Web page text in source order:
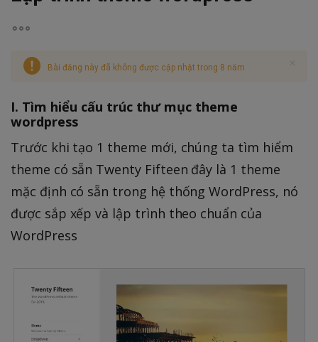
Bài đăng này đã không được cập nhật trong 8 năm
I. Tìm hiểu cấu trúc thư mục theme
wordpress
Trước khi tạo 1 theme mới, chúng ta tìm hiểm
theme có sẵn Twenty Fifteen đây là 1 theme
mặc định có sẵn trong hệ thống WordPress, nó
được sắp xếp và lập trình theo chuẩn của
WordPress